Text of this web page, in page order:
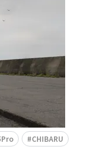
向かってだと右
CHIBARU